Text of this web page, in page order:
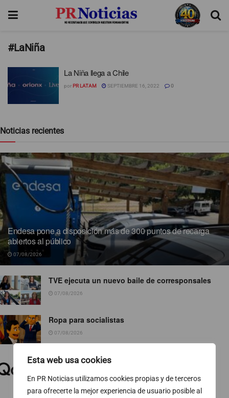
Esta web usa cookies
En PR Noticias utilizamos cookies propias y de terceros
para ofrecerte la mejor experiencia de usuario posible al
#LaNiña
La Niña llega a Chile
por PR LATAM SEPTIEMBRE 16, 2022 0
Noticias recientes
Endesa pone a disposición más de 300 puntos de recarga
abiertos al público
07/08/2026
TVE ejecuta un nuevo baile de corresponsales
07/08/2026
Ropa para socialistas
07/08/2026
El 74 % de las pymes europeas gestiona sus
07/08/2026